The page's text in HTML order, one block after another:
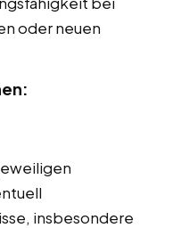
oder neuen
insbesondere